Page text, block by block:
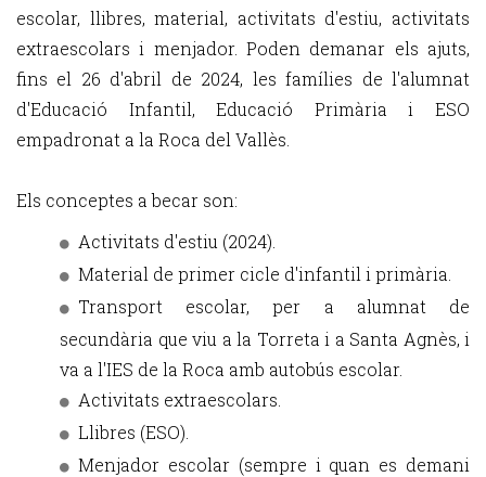
escolar, llibres, material, activitats d'estiu, activitats
extraescolars i menjador. Poden demanar els ajuts,
fins el 26 d'abril de 2024, les famílies de l'alumnat
d'Educació Infantil, Educació Primària i ESO
empadronat a la Roca del Vallès.
Els conceptes a becar son:
Activitats d'estiu (2024).
Material de primer cicle d'infantil i primària.
Transport escolar, per a alumnat de
secundària que viu a la Torreta i a Santa Agnès, i
va a l'IES de la Roca amb autobús escolar.
Activitats extraescolars.
Llibres (ESO).
Menjador escolar (sempre i quan es demani